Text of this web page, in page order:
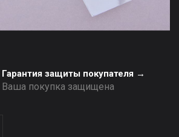
Гарантия защиты покупателя →
Ваша покупка защищена